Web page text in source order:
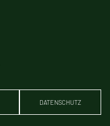
DATENSCHUTZ